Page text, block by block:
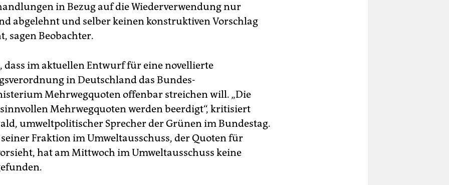
in Bezug auf die Wiederverwendung nur
abgelehnt und selber keinen konstruktiven Vorschlag
sagen Beobachter.
dass im aktuellen Entwurf für eine novellierte
in Deutschland das Bundes­
Mehrweg­quoten offenbar streichen will. „Die
Mehrwegquoten werden beerdigt“, kritisiert
umweltpolitischer Sprecher der Grünen im Bundestag.
Fraktion im Umweltausschuss, der Quoten für
hat am Mittwoch im Umweltausschuss keine